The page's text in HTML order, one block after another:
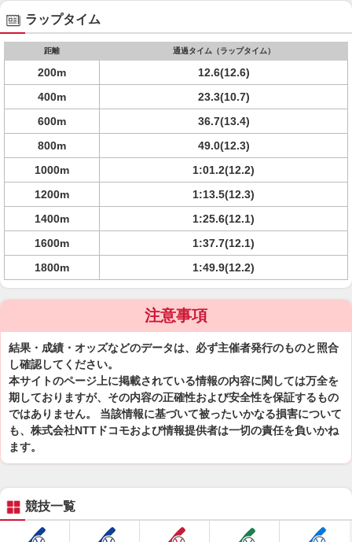
ラップタイム
距離 通過タイム（ラップタイム）
200m
12.6(12.6)
400m
23.3(10.7)
600m
36.7(13.4)
800m
49.0(12.3)
1000m
1:01.2(12.2)
1200m
1:13.5(12.3)
1400m
1:25.6(12.1)
1600m
1:37.7(12.1)
1800m
1:49.9(12.2)
注意事項
結果・成績・オッズなどのデータは、必ず主催者発行のものと照合
し確認してください。
本サイトのページ上に掲載されている情報の内容に関しては万全を
期しておりますが、その内容の正確性および安全性を保証するもの
ではありません。 当該情報に基づいて被ったいかなる損害について
も、株式会社NTTドコモおよび情報提供者は一切の責任を負いかね
ます。
競技一覧